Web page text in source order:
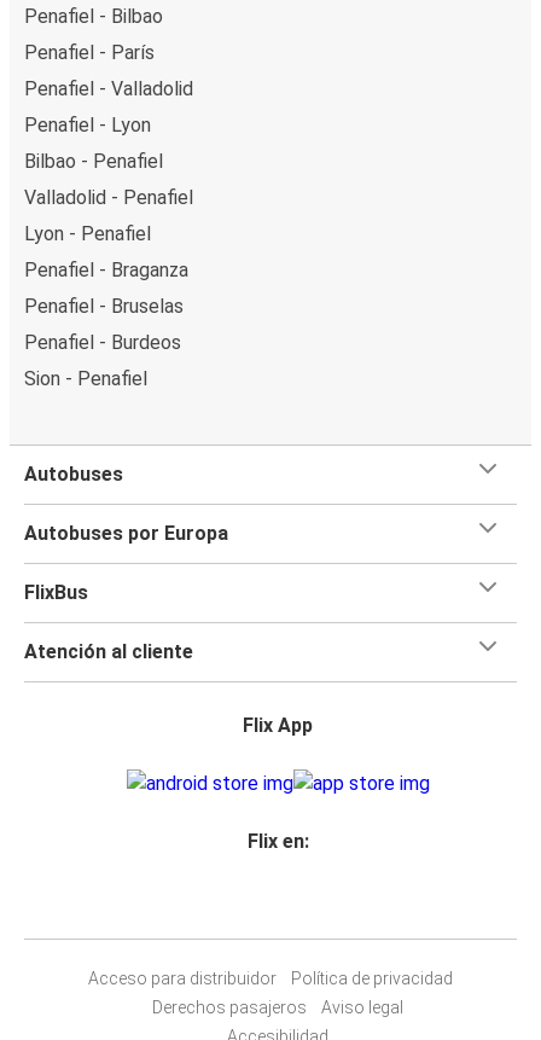
Penafiel - Bilbao
Penafiel - París
Penafiel - Valladolid
Penafiel - Lyon
Bilbao - Penafiel
Valladolid - Penafiel
Lyon - Penafiel
Penafiel - Braganza
Penafiel - Bruselas
Penafiel - Burdeos
Sion - Penafiel
Autobuses
Autobuses por Europa
FlixBus
Atención al cliente
Flix App
Flix en:
Acceso para distribuidor
Política de privacidad
Derechos pasajeros
Aviso legal
Accesibilidad